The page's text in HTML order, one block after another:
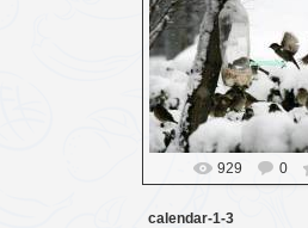
16.03.2016
Probozd
929 0
calendar-1-3